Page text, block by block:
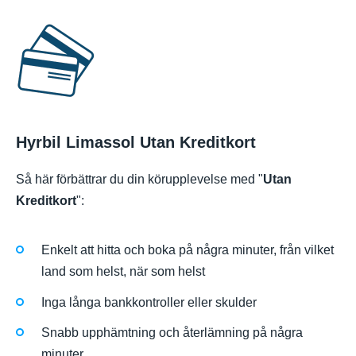
Hyrbil Limassol Utan Kreditkort
Så här förbättrar du din körupplevelse med "Utan
Kreditkort":
Enkelt att hitta och boka på några minuter, från vilket
land som helst, när som helst
Inga långa bankkontroller eller skulder
Snabb upphämtning och återlämning på några